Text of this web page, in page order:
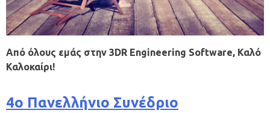
Από όλους εμάς στην 3DR Engineering Software, Καλό
Καλοκαίρι!
4ο Πανελλήνιο Συνέδριο